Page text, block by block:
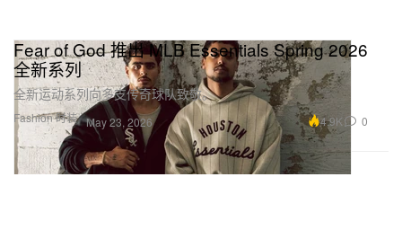
Fashion 时装
Fear of God 推出 MLB Essentials Spring 2026
全新系列
全新运动系列向多支传奇球队致敬。
May 23, 2026 4.9K 0